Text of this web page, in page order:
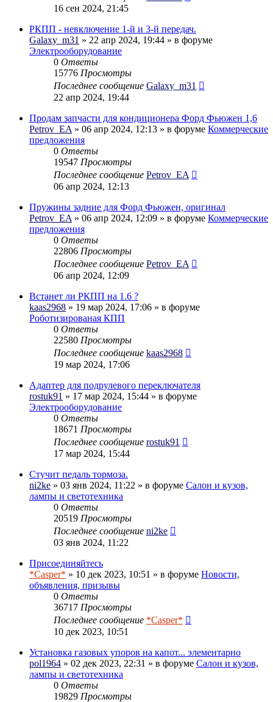
16 сен 2024, 21:45
РКПП - невключение 1-й и 3-й передач.
Galaxy_m31 » 22 апр 2024, 19:44 » в форуме
Электрооборудование
0 Ответы
15776 Просмотры
Последнее сообщение Galaxy_m31
22 апр 2024, 19:44
Продам запчасти для кондиционера Форд Фьюжен 1,6
Petrov_EA » 06 апр 2024, 12:13 » в форуме Коммерческие
предложения
0 Ответы
19547 Просмотры
Последнее сообщение Petrov_EA
06 апр 2024, 12:13
Пружины задние для Форд Фьюжен, оригинал
Petrov_EA » 06 апр 2024, 12:09 » в форуме Коммерческие
предложения
0 Ответы
22806 Просмотры
Последнее сообщение Petrov_EA
06 апр 2024, 12:09
Встанет ли РКПП на 1.6 ?
kaas2968 » 19 мар 2024, 17:06 » в форуме
Роботизированая КПП
0 Ответы
22580 Просмотры
Последнее сообщение kaas2968
19 мар 2024, 17:06
Адаптер для подрулевого переключателя
rostuk91 » 17 мар 2024, 15:44 » в форуме
Электрооборудование
0 Ответы
18671 Просмотры
Последнее сообщение rostuk91
17 мар 2024, 15:44
Стучит педаль тормоза.
ni2ke » 03 янв 2024, 11:22 » в форуме Салон и кузов,
лампы и светотехника
0 Ответы
20519 Просмотры
Последнее сообщение ni2ke
03 янв 2024, 11:22
Присоединяйтесь
*Casper* » 10 дек 2023, 10:51 » в форуме Новости,
объявления, призывы
0 Ответы
36717 Просмотры
Последнее сообщение *Casper*
10 дек 2023, 10:51
Установка газовых упоров на капот... элементарно
pol1964 » 02 дек 2023, 22:31 » в форуме Салон и кузов,
лампы и светотехника
0 Ответы
19829 Просмотры